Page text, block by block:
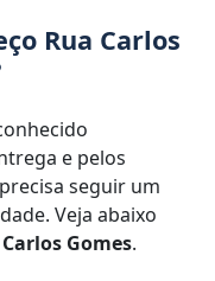
Rua Carlos
e pelos
seguir um
Veja abaixo
Gomes.